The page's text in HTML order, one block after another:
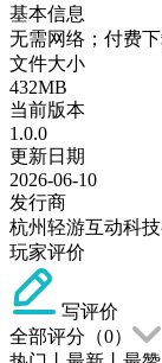
基本信息
无需网络；付费
文件大小
432MB
当前版本
1.0.0
更新日期
2026-06-10
发行商
杭州轻游互动科
玩家评价
写评价
全部评分（0）